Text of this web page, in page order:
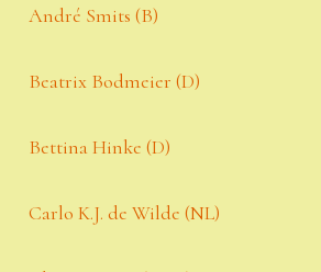
André Smits (B)
Beatrix Bodmeier (D)
Bettina Hinke (D)
Carlo K.J. de Wilde (NL)